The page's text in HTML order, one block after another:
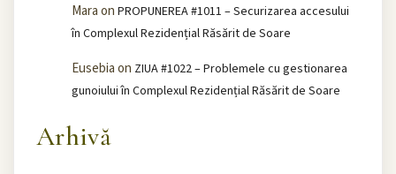
Maraon PROPUNEREA #1011 – Securizarea accesului
în Complexul Rezidențial Răsărit de Soare
Eusebiaon ZIUA #1022 – Problemele cu gestionarea
gunoiului în Complexul Rezidențial Răsărit de Soare
Arhivă